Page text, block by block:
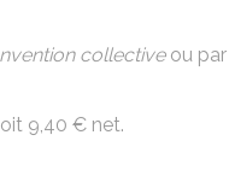
collectiveou par
9,40 € net.